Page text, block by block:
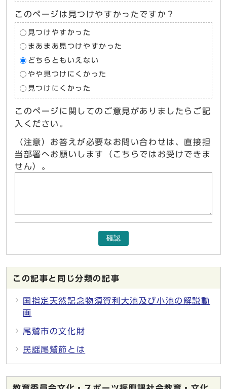
このページは見つけやすかったですか？
見つけやすかった
まあまあ見つけやすかった
どちらともいえない
やや見つけにくかった
見つけにくかった
このページに関してのご意見がありましたらご記
入ください。
（注意）お答えが必要なお問い合わせは、直接担
当部署へお願いします（こちらではお受けできま
せん）。
確認
この記事と同じ分類の記事
国指定天然記念物須賀利大池及び小池の解説動
画
尾鷲市の文化財
民謡尾鷲節とは